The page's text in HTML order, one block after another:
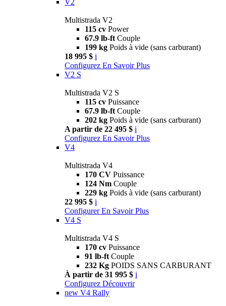
V2
Multistrada V2
115 cv Power
67.9 lb-ft Couple
199 kg Poids à vide (sans carburant)
18 995 $ i
Configurez En Savoir Plus
V2 S
Multistrada V2 S
115 cv Puissance
67.9 lb-ft Couple
202 kg Poids à vide (sans carburant)
A partir de 22 495 $ i
Configurez En Savoir Plus
V4
Multistrada V4
170 CV Puissance
124 Nm Couple
229 kg Poids à vide (sans carburant)
22 995 $ i
Configurer En Savoir Plus
V4 S
Multistrada V4 S
170 cv Puissance
91 lb-ft Couple
232 Kg POIDS SANS CARBURANT
À partir de 31 995 $ i
Configurez Découvrir
new V4 Rally